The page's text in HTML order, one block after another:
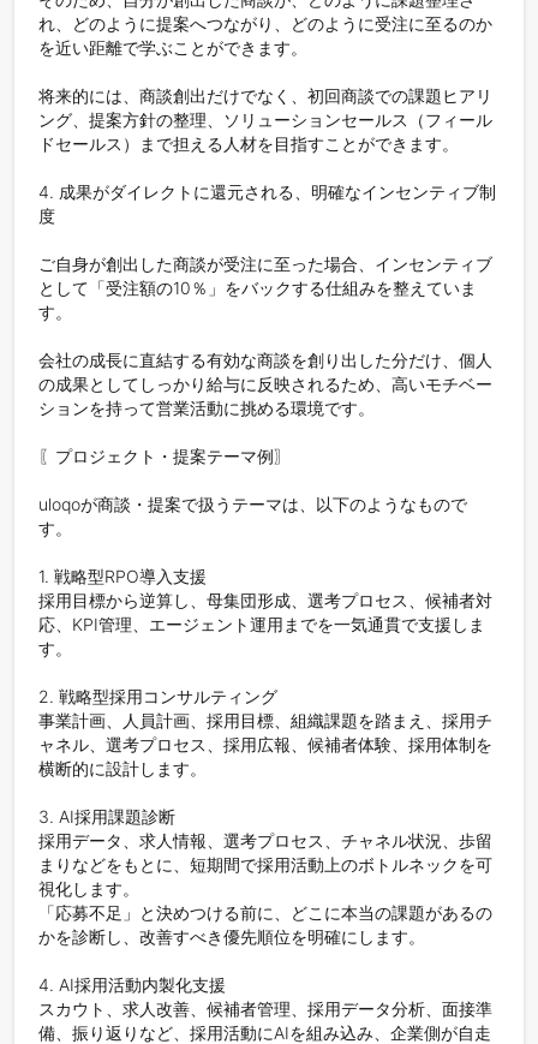
れ、どのように提案へつながり、どのように受注に至るのか
を近い距離で学ぶことができます。
将来的には、商談創出だけでなく、初回商談での課題ヒアリ
ング、提案方針の整理、ソリューションセールス（フィール
ドセールス）まで担える人材を目指すことができます。
4. 成果がダイレクトに還元される、明確なインセンティブ制
度
ご自身が創出した商談が受注に至った場合、インセンティブ
として「受注額の10％」をバックする仕組みを整えていま
す。
会社の成長に直結する有効な商談を創り出した分だけ、個人
の成果としてしっかり給与に反映されるため、高いモチベー
ションを持って営業活動に挑める環境です。
〖プロジェクト・提案テーマ例〗
uloqoが商談・提案で扱うテーマは、以下のようなもので
す。
1. 戦略型RPO導入支援
採用目標から逆算し、母集団形成、選考プロセス、候補者対
応、KPI管理、エージェント運用までを一気通貫で支援しま
す。
2. 戦略型採用コンサルティング
事業計画、人員計画、採用目標、組織課題を踏まえ、採用チ
ャネル、選考プロセス、採用広報、候補者体験、採用体制を
横断的に設計します。
3. AI採用課題診断
採用データ、求人情報、選考プロセス、チャネル状況、歩留
まりなどをもとに、短期間で採用活動上のボトルネックを可
視化します。
「応募不足」と決めつける前に、どこに本当の課題があるの
かを診断し、改善すべき優先順位を明確にします。
4. AI採用活動内製化支援
スカウト、求人改善、候補者管理、採用データ分析、面接準
備、振り返りなど、採用活動にAIを組み込み、企業側が自走